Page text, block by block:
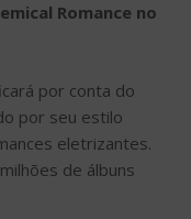
Romance no
por conta do
por seu estilo
eletrizantes.
de álbuns